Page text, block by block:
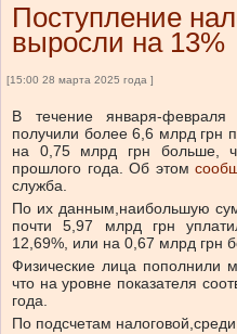
Поступление
выросли на 13%
[15:00 28 марта 2025 года ]
В течение января-
получили более 6,6 млрд грн
на 0,75 млрд грн больше,
прошлого года. Об этом
служба.
По их данным,наибольшую
почти 5,97 млрд грн
12,69%, или на 0,67 млрд грн
Физические лица пополнили
что на уровне показателя
года.
По подсчетам налоговой,